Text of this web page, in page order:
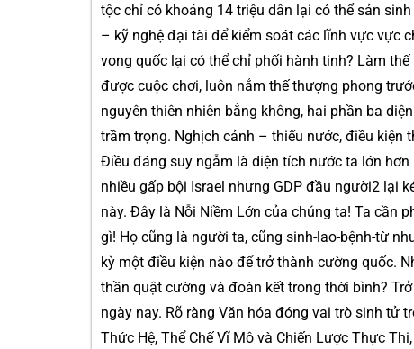
tộc chỉ có khoảng 14 triệu dân lại có thể sản
– kỹ nghệ đại tài để kiểm soát các lĩnh vực vực
vong quốc lại có thể chỉ phối hành tinh? Làm
được cuộc chơi, luôn nắm thế thượng phong
nguyên thiên nhiên bằng không, hai phần ba
trầm trọng. Nghịch cảnh – thiếu nước, điều
Điều đáng suy ngẫm là diện tích nước ta lớn
nhiều gấp bội Israel nhưng GDP đầu người2 lại
này. Đây là Nỗi Niềm Lớn của chúng ta! Ta cần
gì! Họ cũng là người ta, cũng sinh-lao-bệnh-từ
kỳ một điều kiện nào để trở thành cường quốc.
thần quật cường và đoàn kết trong thời bình?
ngày nay. Rõ ràng Văn hóa đóng vai trò sinh tử
Thức Hệ, Thể Chế Vĩ Mô và Chiến Lược Thực